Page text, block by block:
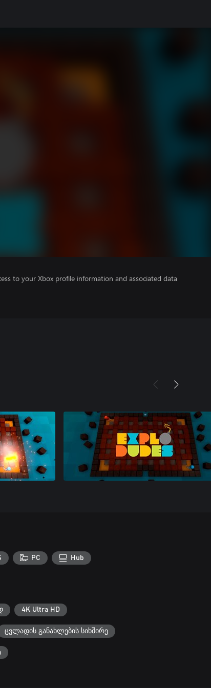
to your Xbox profile information and associated data
PC Hub
4K Ultra HD
ცვლადის განახლების სიხშირე